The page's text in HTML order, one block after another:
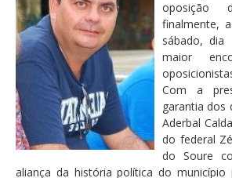
oposição
finalmente,
sábado,
maior
Com a
garantia dos
Aderbal
do federal
do Soure
aliança da história política do município